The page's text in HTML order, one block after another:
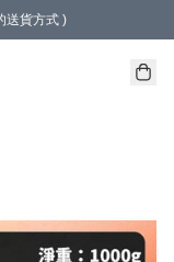
送貨方式 )